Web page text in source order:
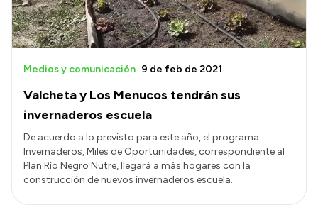
Valcheta y Los Menucos tendrán sus
invernaderos escuela
Medios y comunicación 9 de feb de 2021
De acuerdo a lo previsto para este año, el programa
Invernaderos, Miles de Oportunidades, correspondiente al
Plan Río Negro Nutre, llegará a más hogares con la
construcción de nuevos invernaderos escuela.